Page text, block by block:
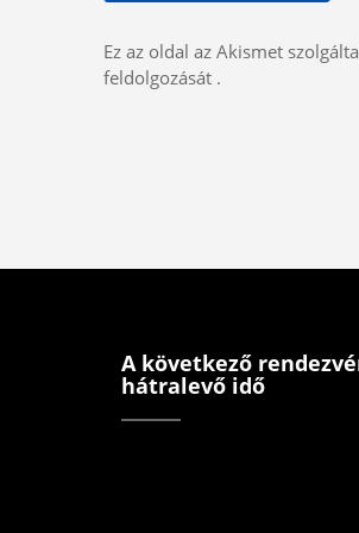
Ez az oldal az Akismet
feldolgozását .
A következő
hátralevő idő